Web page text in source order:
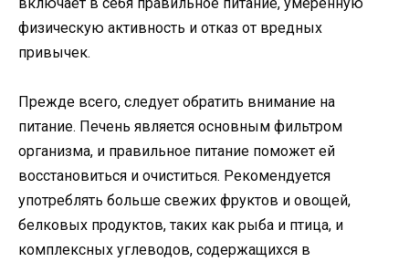
физическую активность и отказ от вредных
привычек.
Прежде всего, следует обратить внимание на
питание. Печень является основным фильтром
организма, и правильное питание поможет ей
восстановиться и очиститься. Рекомендуется
употреблять больше свежих фруктов и овощей,
белковых продуктов, таких как рыба и птица, и
комплексных углеводов, содержащихся в